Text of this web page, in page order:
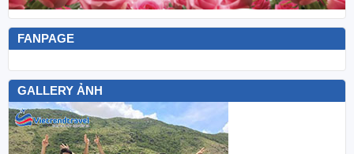
FANPAGE
GALLERY ẢNH